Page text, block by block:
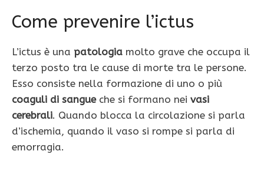
Come prevenire l’ictus
L’ictus è una patologia molto grave che occupa il
terzo posto tra le cause di morte tra le persone.
Esso consiste nella formazione di uno o più
coaguli di sangueche si formano nei vasi
cerebrali. Quando blocca la circolazione si parla
d’ischemia, quando il vaso si rompe si parla di
emorragia.